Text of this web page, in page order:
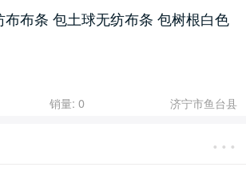
布条 包土球无纺布条 包树根白色
销量: 0 济宁市鱼台县
···